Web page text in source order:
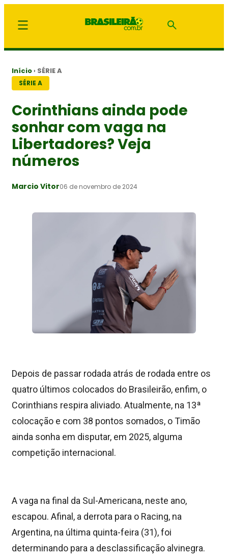
Início › SÉRIE A
SÉRIE A
Corinthians ainda pode
sonhar com vaga na
Libertadores? Veja
números
Marcio Vitor06 de novembro de 2024
Depois de passar rodada atrás de rodada entre os
quatro últimos colocados do Brasileirão, enfim, o
Corinthians respira aliviado. Atualmente, na 13ª
colocação e com 38 pontos somados, o Timão
ainda sonha em disputar, em 2025, alguma
competição internacional.
A vaga na final da Sul-Americana, neste ano,
escapou. Afinal, a derrota para o Racing, na
Argentina, na última quinta-feira (31), foi
determinando para a desclassificação alvinegra.